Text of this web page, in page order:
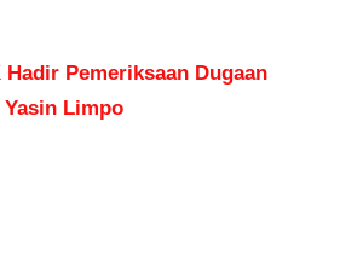
Hadir Pemeriksaan Dugaan
Limpo